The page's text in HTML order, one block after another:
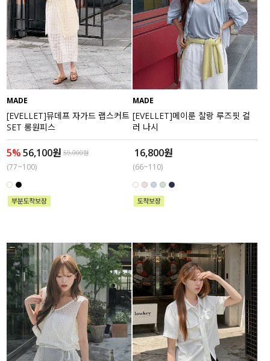
MADE
[EVELLET]뮤데프 자가드 랩스커트
SET 롱원피스
5%56,100원 59,000원
(77~100)
MADE
[EVELLET]메이룬 찰랑 루즈핏 컬
러 나시
16,800원
(66~110)